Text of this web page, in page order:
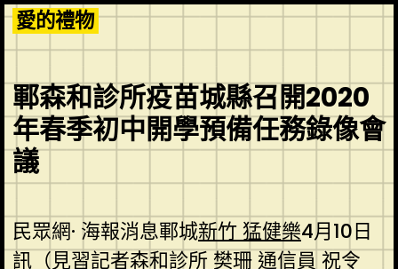
Skip
to
content
愛的禮物
鄆森和診所疫苗城縣召開2020
年春季初中開學預備任務錄像會
議
民眾網· 海報消息鄆城新竹 猛健樂4月10日
訊（見習記者森和診所 樊珊 通信員 祝令